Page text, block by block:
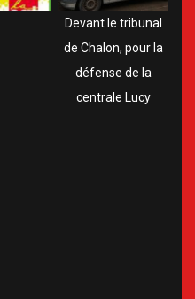
Devant le tribunal
de Chalon, pour la
défense de la
centrale Lucy